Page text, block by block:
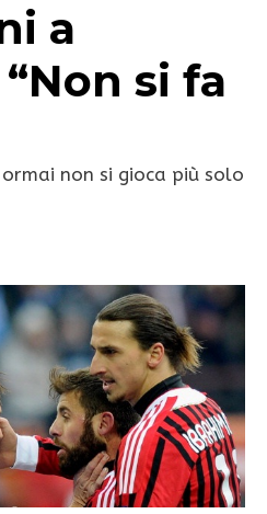
a
si fa
non si gioca più solo